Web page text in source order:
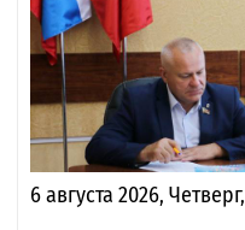
6 августа 2026, Четверг,